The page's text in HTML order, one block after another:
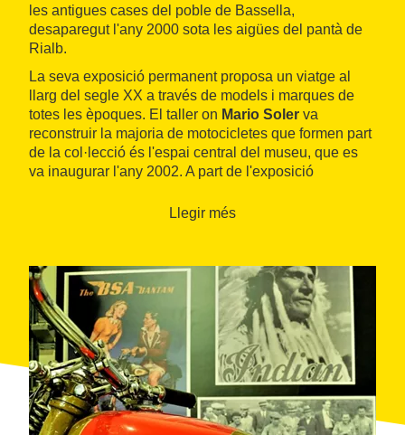
les antigues cases del poble de Bassella,
desaparegut l'any 2000 sota les aigües del pantà de
Rialb.
La seva exposició permanent proposa un viatge al
llarg del segle XX a través de models i marques de
totes les èpoques. El taller on Mario Soler va
reconstruir la majoria de motocicletes que formen part
de la col·lecció és l'espai central del museu, que es
va inaugurar l'any 2002. A part de l'exposició
programen mostres temporals. També s'hi poden dur a
Llegir més